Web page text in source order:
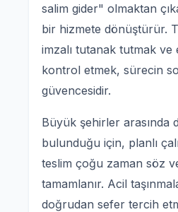
salim gider" olmaktan
bir hizmete dönüştürür.
imzalı tutanak tutmak ve
kontrol etmek, sürecin
güvencesidir.
Büyük şehirler arasında
bulunduğu için, planlı
teslim çoğu zaman söz
tamamlanır. Acil
doğrudan sefer tercih